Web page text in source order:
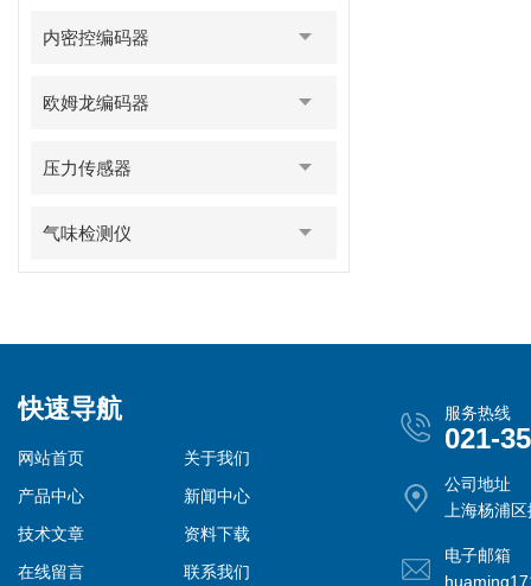
内密控编码器
欧姆龙编码器
压力传感器
气味检测仪
快速导航
网站首页
关于我们
产品中心
新闻中心
技术文章
资料下载
在线留言
联系我们
服务热线
021-
公司地址
上海杨浦
电子邮箱